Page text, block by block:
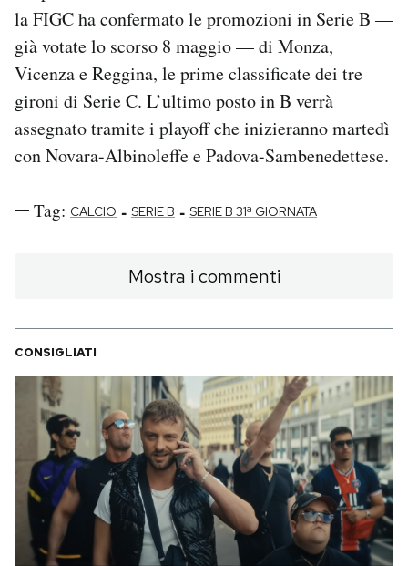
la FIGC ha confermato le promozioni in Serie B —
già votate lo scorso 8 maggio — di Monza,
Vicenza e Reggina, le prime classificate dei tre
gironi di Serie C. L’ultimo posto in B verrà
assegnato tramite i playoff che inizieranno martedì
con Novara-Albinoleffe e Padova-Sambenedettese.
Tag: CALCIO - SERIE B - SERIE B 31ª GIORNATA
Mostra i commenti
CONSIGLIATI